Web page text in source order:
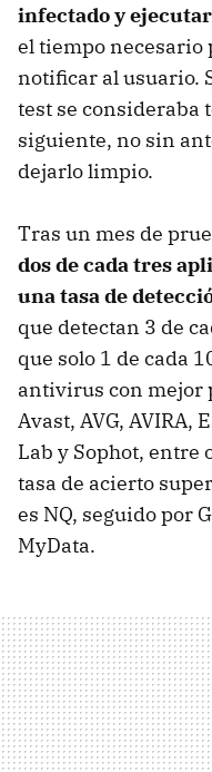
infectado y
el tiempo necesario
notificar al usuario.
test se consideraba
siguiente, no sin
dejarlo limpio.
Tras un mes de
dos de cada tres
una tasa de
que detectan 3 de
que solo 1 de cada
antivirus con mejor
Avast, AVG, AVIRA,
Lab y Sophot, entre
tasa de acierto
es NQ, seguido por
MyData.